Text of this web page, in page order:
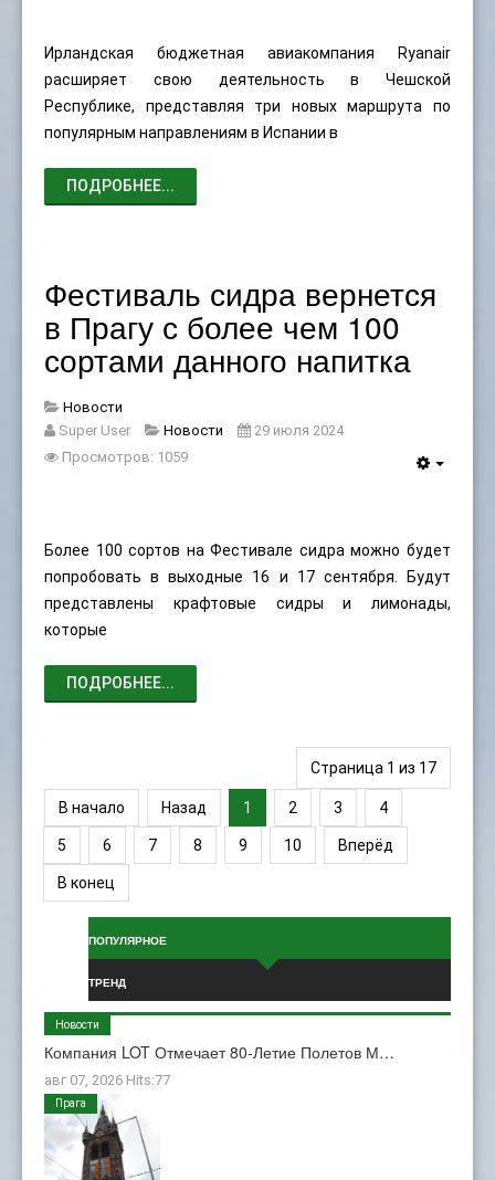
Ирландская бюджетная авиакомпания Ryanair
расширяет свою деятельность в Чешской
Республике, представляя три новых маршрута по
популярным направлениям в Испании в
ПОДРОБНЕЕ...
Фестиваль сидра вернется
в Прагу с более чем 100
сортами данного напитка
Новости
Super User
Новости
29 июля 2024
Просмотров: 1059
Более 100 сортов на Фестивале сидра можно будет
попробовать в выходные 16 и 17 сентября. Будут
представлены крафтовые сидры и лимонады,
которые
ПОДРОБНЕЕ...
Страница 1 из 17
В начало Назад 1 2 3 4
5 6 7 8 9 10 Вперёд
В конец
ПОПУЛЯРНОЕ
ТРЕНД
Компания LOT Отмечает 80-Летие Полетов М…
авг 07, 2026 Hits:77
Новости
Прага